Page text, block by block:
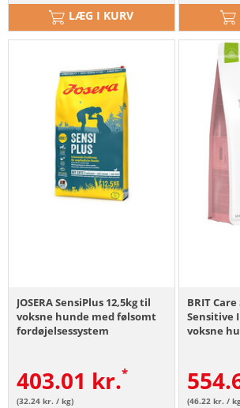
LÆG I KURV
JOSERA SensiPlus 12,5kg til
voksne hunde med følsomt
fordøjelsessystem
403.01 kr.
(32.24 kr. / kg)
BRIT
Sensitive
voksne
(46.22 kr. /